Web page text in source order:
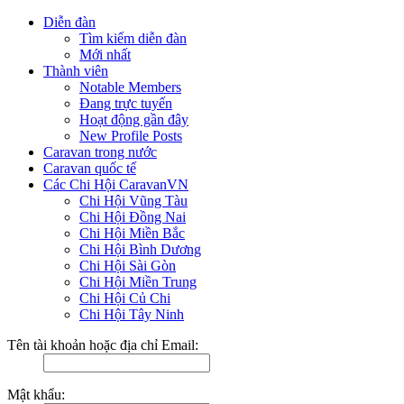
Diễn đàn
Tìm kiếm diễn đàn
Mới nhất
Thành viên
Notable Members
Đang trực tuyến
Hoạt động gần đây
New Profile Posts
Caravan trong nước
Caravan quốc tế
Các Chi Hội CaravanVN
Chi Hội Vũng Tàu
Chi Hội Đồng Nai
Chi Hội Miền Bắc
Chi Hội Bình Dương
Chi Hội Sài Gòn
Chi Hội Miền Trung
Chi Hội Củ Chi
Chi Hội Tây Ninh
Tên tài khoản hoặc địa chỉ Email:
Mật khẩu: